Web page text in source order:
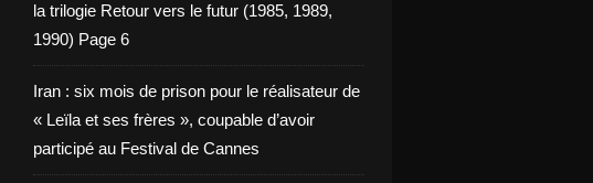
la trilogie Retour vers le futur (1985, 1989,
1990) Page 6
Iran : six mois de prison pour le réalisateur de
« Leïla et ses frères », coupable d’avoir
participé au Festival de Cannes